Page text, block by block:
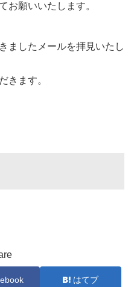
お願いいたします。
ましたメールを拝見いたし
きます。
はてブ